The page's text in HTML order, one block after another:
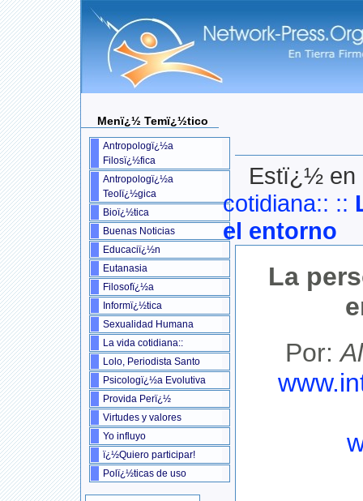
Menï¿½ Temï¿½tico
Antropologï¿½a
Filosï¿½fica
Antropologï¿½a
Teolï¿½gica
Bioï¿½tica
Buenas Noticias
Educaciï¿½n
Eutanasia
Filosofï¿½a
Informï¿½tica
Sexualidad Humana
La vida cotidiana::
Lolo, Periodista Santo
Psicologï¿½a Evolutiva
Provida Perï¿½
Virtudes y valores
Yo influyo
ï¿½Quiero participar!
Polï¿½ticas de uso
Estï¿½ en
cotidiana:: ::
el entorno
La
Por: